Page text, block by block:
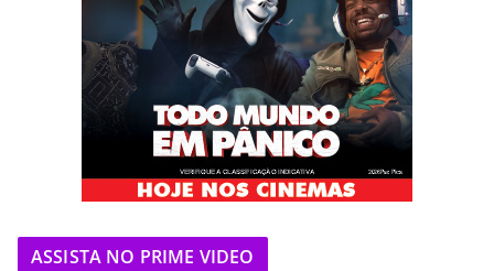
ASSISTA NO PRIME VIDEO